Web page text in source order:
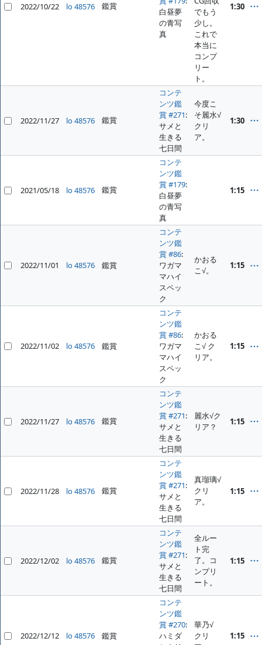
2022/10/22 lo 48576 鑑賞
白昼夢
の青写
真
でもう
少し。
これで
本当に
コンプ
リー
ト。
1:30
2022/11/27 lo 48576 鑑賞
コンテ
ンツ鑑
賞 #271:
サメと
生きる
七日間
今度こ
そ麗水√
クリ
ア。
1:30
2021/05/18 lo 48576 鑑賞
コンテ
ンツ鑑
賞 #179:
白昼夢
の青写
真
1:15
2022/11/01 lo 48576 鑑賞
コンテ
ンツ鑑
賞 #86:
ワガマ
マハイ
スペッ
ク
かおる
こ√。
1:15
2022/11/02 lo 48576 鑑賞
コンテ
ンツ鑑
賞 #86:
ワガマ
マハイ
スペッ
ク
かおる
こ√ ク
リア。
1:15
2022/11/27 lo 48576 鑑賞
コンテ
ンツ鑑
賞 #271:
サメと
生きる
七日間
麗水√ク
リア？
1:15
2022/11/28 lo 48576 鑑賞
コンテ
ンツ鑑
賞 #271:
サメと
生きる
七日間
真瑠璃√
クリ
ア。
1:15
2022/12/02 lo 48576 鑑賞
コンテ
ンツ鑑
賞 #271:
サメと
生きる
七日間
全ルー
ト完
了。コ
ンプリ
ート。
1:15
2022/12/12 lo 48576 鑑賞
コンテ
ンツ鑑
賞 #270:
ハミダ
華乃√
クリ
1:15